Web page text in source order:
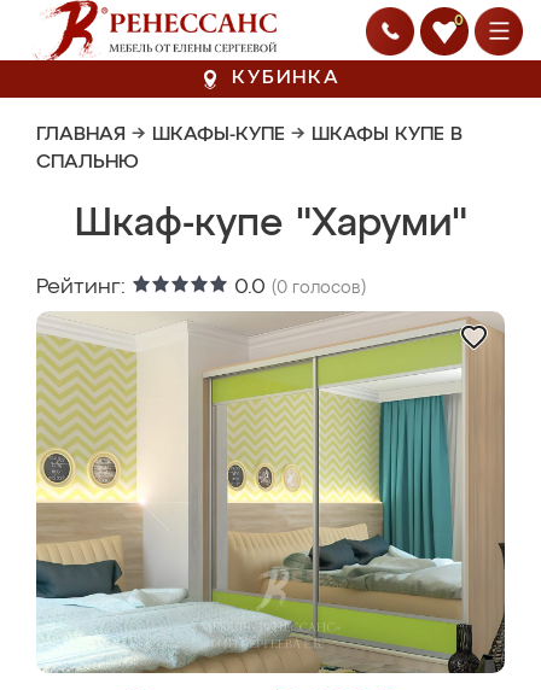
0
КУБИНКА
ГЛАВНАЯ → ШКАФЫ-КУПЕ → ШКАФЫ КУПЕ В
СПАЛЬНЮ
Шкаф-купе "Харуми"
Рейтинг: 0.0 (0 голосов)